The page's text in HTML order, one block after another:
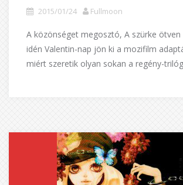
2015/01/24 Fullmoon
A közönséget megosztó, A szürke ötven
idén Valentin-nap jön ki a mozifilm
miért szeretik olyan sokan a regény-